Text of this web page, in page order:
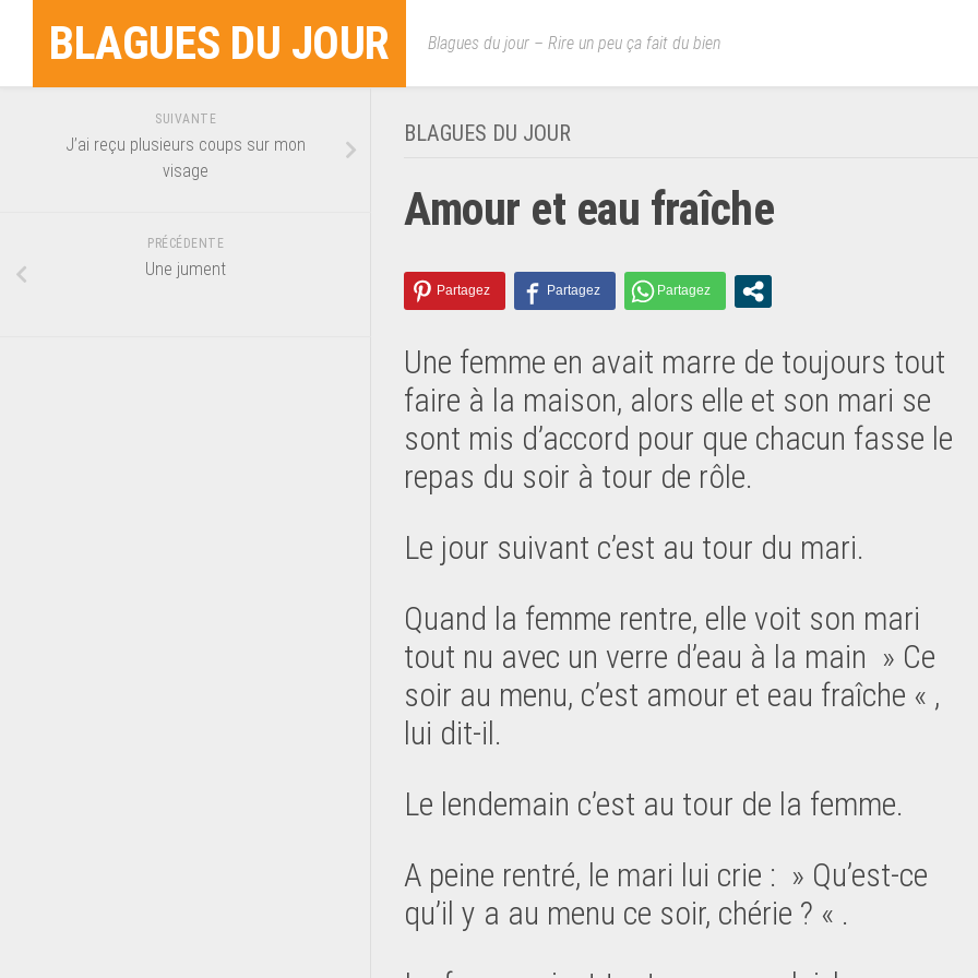
contentBLAGUES DU JOUR Blagues du jour – Rire un peu ça fait du bien
BLAGUES DU JOUR
Amour et eau fraîche
Une femme en avait marre de toujours tout
faire à la maison, alors elle et son mari se
sont mis d’accord pour que chacun fasse le
repas du soir à tour de rôle.
Le jour suivant c’est au tour du mari.
Quand la femme rentre, elle voit son mari
tout nu avec un verre d’eau à la main » Ce
soir au menu, c’est amour et eau fraîche « ,
lui dit-il.
Le lendemain c’est au tour de la femme.
A peine rentré, le mari lui crie : » Qu’est-ce
qu’il y a au menu ce soir, chérie ? « .
SUIVANTE
J’ai reçu plusieurs coups sur mon
visage
PRÉCÉDENTE
Une jument